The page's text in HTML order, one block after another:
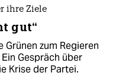
ihre Ziele
gut“
zum Regieren
Gespräch über
Krise der Partei.